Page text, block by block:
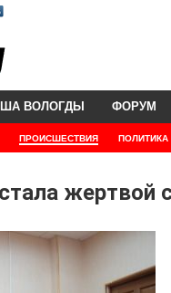
ПРОИСШЕСТВИЯ ПОЛИТИКА
ВОЛОГДЫ ФОРУМ
жертвой